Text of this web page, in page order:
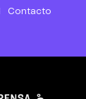
Contacto